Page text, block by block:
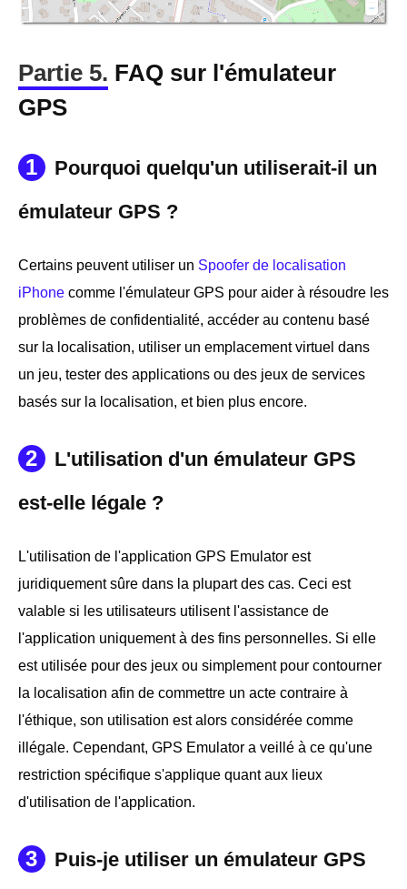
Partie 5. FAQ sur l'émulateur
GPS
1
Pourquoi quelqu'un utiliserait-il un
émulateur GPS ?
Certains peuvent utiliser un Spoofer de localisation
iPhone comme l'émulateur GPS pour aider à résoudre les
problèmes de confidentialité, accéder au contenu basé
sur la localisation, utiliser un emplacement virtuel dans
un jeu, tester des applications ou des jeux de services
basés sur la localisation, et bien plus encore.
2
L'utilisation d'un émulateur GPS
est-elle légale ?
L'utilisation de l'application GPS Emulator est
juridiquement sûre dans la plupart des cas. Ceci est
valable si les utilisateurs utilisent l'assistance de
l'application uniquement à des fins personnelles. Si elle
est utilisée pour des jeux ou simplement pour contourner
la localisation afin de commettre un acte contraire à
l'éthique, son utilisation est alors considérée comme
illégale. Cependant, GPS Emulator a veillé à ce qu'une
restriction spécifique s'applique quant aux lieux
d'utilisation de l'application.
3
Puis-je utiliser un émulateur GPS